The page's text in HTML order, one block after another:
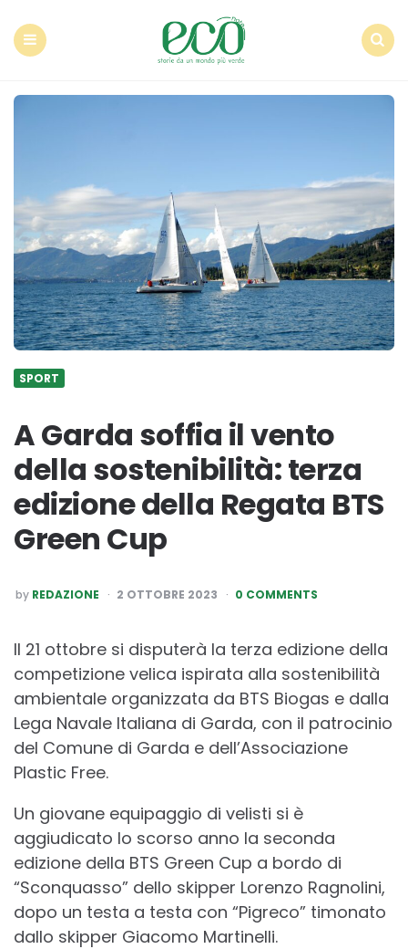
SPORT
A Garda soffia il vento
della sostenibilità: terza
edizione della Regata BTS
Green Cup
POSTED
BY
by REDAZIONE 2 OTTOBRE 2023 0 COMMENTS
Il 21 ottobre si disputerà la terza edizione della
competizione velica ispirata alla sostenibilità
ambientale organizzata da BTS Biogas e dalla
Lega Navale Italiana di Garda, con il patrocinio
del Comune di Garda e dell’Associazione
Plastic Free.
Un giovane equipaggio di velisti si è
aggiudicato lo scorso anno la seconda
edizione della BTS Green Cup a bordo di
“Sconquasso” dello skipper Lorenzo Ragnolini,
dopo un testa a testa con “Pigreco” timonato
dallo skipper Giacomo Martinelli.